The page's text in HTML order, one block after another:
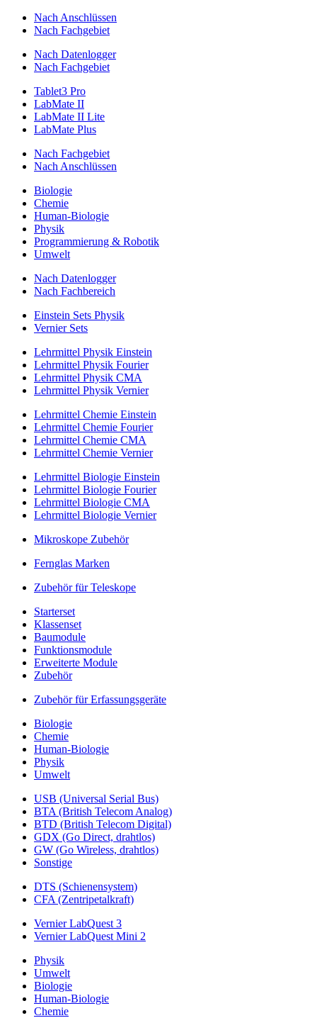
Nach Anschlüssen
Nach Fachgebiet
Nach Datenlogger
Nach Fachgebiet
Tablet3 Pro
LabMate II
LabMate II Lite
LabMate Plus
Nach Fachgebiet
Nach Anschlüssen
Biologie
Chemie
Human-Biologie
Physik
Programmierung & Robotik
Umwelt
Nach Datenlogger
Nach Fachbereich
Einstein Sets Physik
Vernier Sets
Lehrmittel Physik Einstein
Lehrmittel Physik Fourier
Lehrmittel Physik CMA
Lehrmittel Physik Vernier
Lehrmittel Chemie Einstein
Lehrmittel Chemie Fourier
Lehrmittel Chemie CMA
Lehrmittel Chemie Vernier
Lehrmittel Biologie Einstein
Lehrmittel Biologie Fourier
Lehrmittel Biologie CMA
Lehrmittel Biologie Vernier
Mikroskope Zubehör
Fernglas Marken
Zubehör für Teleskope
Starterset
Klassenset
Baumodule
Funktionsmodule
Erweiterte Module
Zubehör
Zubehör für Erfassungsgeräte
Biologie
Chemie
Human-Biologie
Physik
Umwelt
USB (Universal Serial Bus)
BTA (British Telecom Analog)
BTD (British Telecom Digital)
GDX (Go Direct, drahtlos)
GW (Go Wireless, drahtlos)
Sonstige
DTS (Schienensystem)
CFA (Zentripetalkraft)
Vernier LabQuest 3
Vernier LabQuest Mini 2
Physik
Umwelt
Biologie
Human-Biologie
Chemie